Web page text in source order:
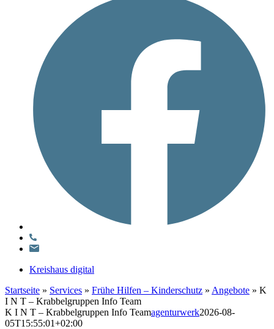
Kreishaus digital
Startseite » Services » Frühe Hilfen – Kinderschutz » Angebote » K
I N T – Krabbelgruppen Info Team
K I N T – Krabbelgruppen Info Teamagenturwerk2026-08-
05T15:55:01+02:00